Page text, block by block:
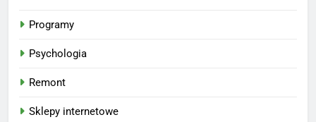
Programy
Psychologia
Remont
Sklepy internetowe